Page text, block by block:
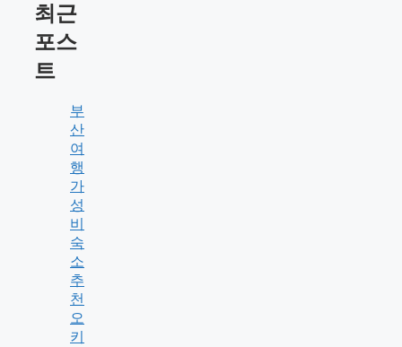
최근
포스
트
부
산
여
행
가
성
비
숙
소
추
천
오
키